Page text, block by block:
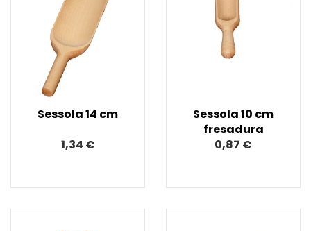
Sessola 14 cm
1,34 €
Sessola 10 cm
fresadura
0,87 €